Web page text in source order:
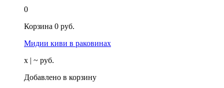
0
Корзина 0 руб.
Мидии киви в раковинах
х | ~ руб.
Добавлено в корзину